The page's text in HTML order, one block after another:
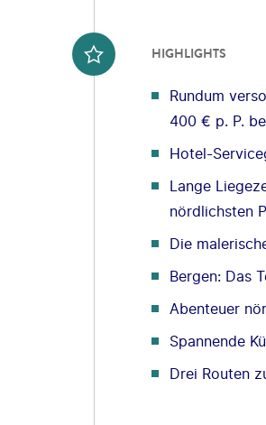
HIGHLIGHTS
Rundum
400 € p. P.
Hotel-
Lange
nördlichsten
Die
Bergen: Das
Abenteuer
Spannende
Drei Routen